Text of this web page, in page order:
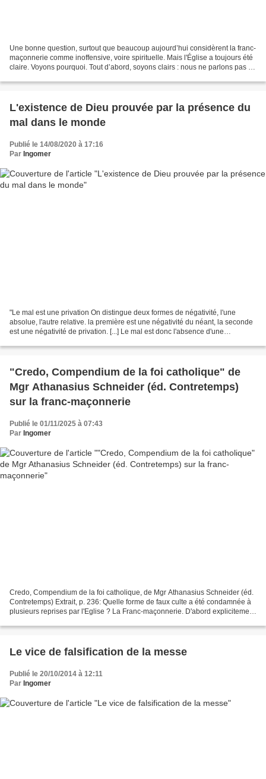
Une bonne question, surtout que beaucoup aujourd’hui considèrent la franc-
maçonnerie comme inoffensive, voire spirituelle. Mais l'Église a toujours été
claire. Voyons pourquoi. Tout d’abord, soyons clairs : nous ne parlons pas de
L'existence de Dieu prouvée par la présence du
mal dans le monde
Publié le 14/08/2020 à 17:16
Par Ingomer
"Le mal est une privation On distingue deux formes de négativité, l'une
absolue, l'autre relative. la première est une négativité du néant, la seconde
est une négativité de privation. [...] Le mal est donc l'absence d'une
"Credo, Compendium de la foi catholique" de
Mgr Athanasius Schneider (éd. Contretemps)
sur la franc-maçonnerie
Publié le 01/11/2025 à 07:43
Par Ingomer
Credo, Compendium de la foi catholique, de Mgr Athanasius Schneider (éd.
Contretemps) Extrait, p. 236: Quelle forme de faux culte a été condamnée à
plusieurs reprises par l'Eglise ? La Franc-maçonnerie. D'abord explicitement
Le vice de falsification de la messe
Publié le 20/10/2014 à 12:11
Par Ingomer